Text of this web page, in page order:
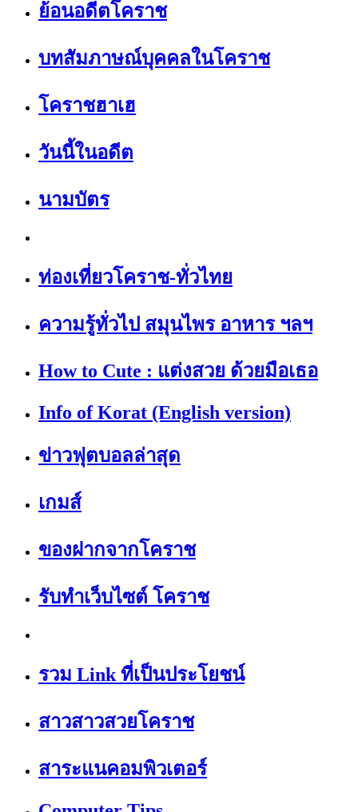
ย้อนอดีตโคราช
บทสัมภาษณ์บุคคลในโคราช
โคราชฮาเฮ
วันนี้ในอดีต
นามบัตร
ท่องเที่ยวโคราช-ทั่วไทย
ความรู้ทั่วไป สมุนไพร อาหาร ฯลฯ
How to Cute : แต่งสวย ด้วยมือเธอ
Info of Korat (English version)
ข่าวฟุตบอลล่าสุด
เกมส์
ของฝากจากโคราช
รับทำเว็บไซต์ โคราช
รวม Link ที่เป็นประโยชน์
สาวสาวสวยโคราช
สาระแนคอมพิวเตอร์